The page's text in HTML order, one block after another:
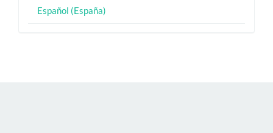
Español (España)